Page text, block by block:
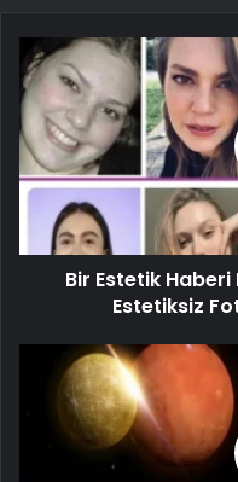
Bir Estetik Haberi
Estetiksiz